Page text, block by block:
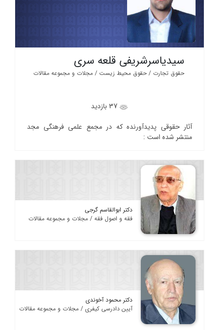
سیدیاسرشریفی قلعه سری
حقوق تجارت / حقوق محیط زیست / مجلات و مجموعه مقالات
آثار حقوقی پدیدآورنده که در مجمع علمی فرهنگی مجد
منتشر شده است :
دکتر ابوالقاسم گرجی
فقه و اصول فقه / مجلات و مجموعه مقالات
دکتر محمود آخوندی
آیین دادرسی کیفری / مجلات و مجموعه مقالات